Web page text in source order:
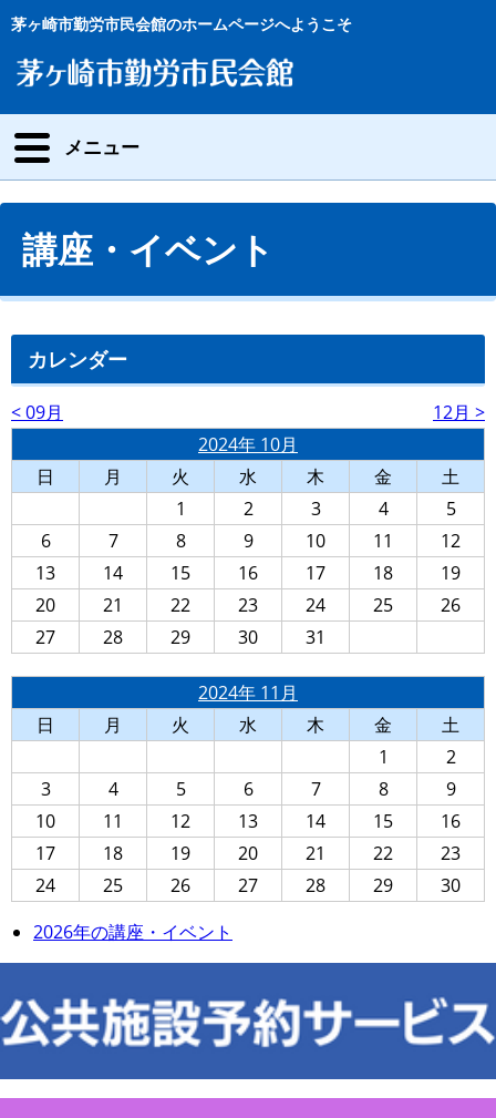
茅ヶ崎市勤労市民会館のホームページへようこそ
メニュー
講座・イベント
カレンダー
< 09月
12月 >
2024年 10月
日
月 火 水 木 金
土
1
2 3 4
5
6
7 8 9 10 11
12
13
14 15 16 17 18
19
20
21 22 23 24 25
26
27
28 29 30 31
2024年 11月
日
月 火 水 木 金
土
1
2
3
4 5 6 7 8
9
10
11 12 13 14 15
16
17
18 19 20 21 22
23
24
25 26 27 28 29
30
2026年の講座・イベント